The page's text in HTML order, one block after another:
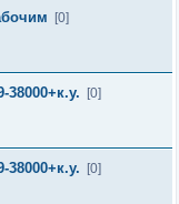
[0]
[0]
[0]